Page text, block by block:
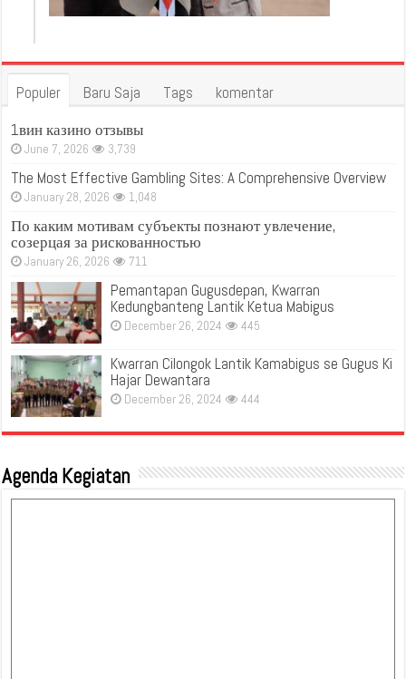
Populer Baru Saja Tags
komentar
1вин казино отзывы
June 7, 2026 3,739
The Most Effective Gambling Sites: A Comprehensive Overview
January 28, 2026 1,048
По каким мотивам субъекты познают увлечение,
созерцая за рискованностью
January 26, 2026 711
Pemantapan Gugusdepan, Kwarran
Kedungbanteng Lantik Ketua Mabigus
December 26, 2024 445
Kwarran Cilongok Lantik Kamabigus se Gugus Ki
Hajar Dewantara
December 26, 2024 444
Agenda Kegiatan